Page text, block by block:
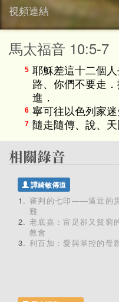
視頻連結
馬太福音 10:5-7
5 耶穌差這十二個
路、你們不要走
進．
6 寧可往以色列家迷
7 隨走隨傳、說、天
譚綺敏傳道
審判的七印——逼近的
難
老底嘉：富足卻又貧窮
教會
利百加：愛與掌控的母